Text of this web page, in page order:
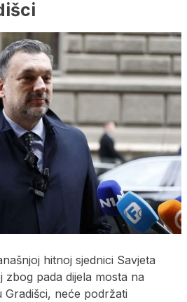
hitnoj sjednici Savjeta
zbog pada dijela mosta na
neće podržati